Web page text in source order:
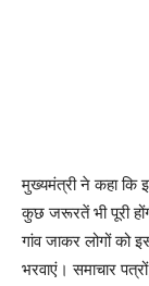
मुख्यमंत्री ने कहा कि
कुछ जरूरतें भी पूरी
गांव जाकर लोगों को
भरवाएं। समाचार